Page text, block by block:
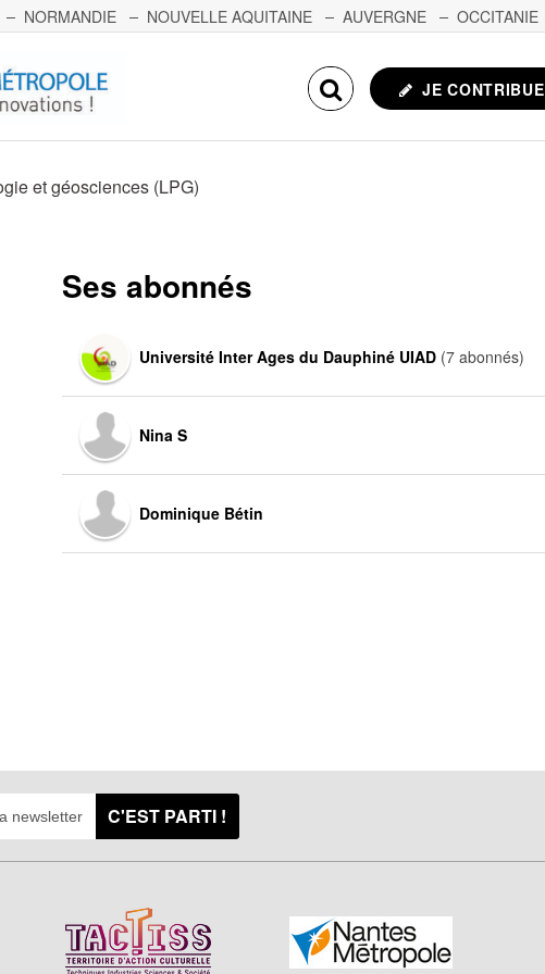
NORMANDIE NOUVELLE AQUITAINE AUVERGNE OCCITANIE
JE CONTRIBUE
et géosciences (LPG)
Ses abonnés
Université Inter Ages du Dauphiné UIAD (7 abonnés)
Nina S
Dominique Bétin
C'EST PARTI !